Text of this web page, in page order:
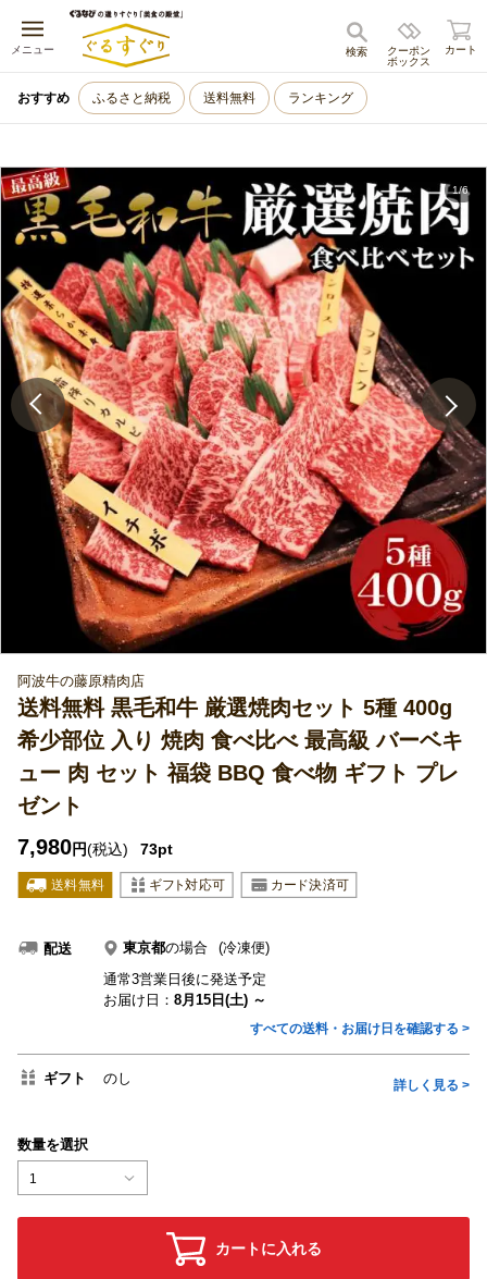
メニュー
キャンセル
クーポン
ボックス
検索 カート
おすすめ ふるさと納税 送料無料 ランキング
1/6
阿波牛の藤原精肉店
送料無料 黒毛和牛 厳選焼肉セット 5種 400g
希少部位 入り 焼肉 食べ比べ 最高級 バーベキ
ュー 肉 セット 福袋 BBQ 食べ物 ギフト プレ
ゼント
7,980円(税込) 73pt
配送 東京都の場合
(冷凍便)
通常3営業日後に発送予定
お届け日： 8月15日(土) ～
すべての送料・お届け日を確認する >
ギフト のし 詳しく見る >
数量を選択
1
カートに入れる